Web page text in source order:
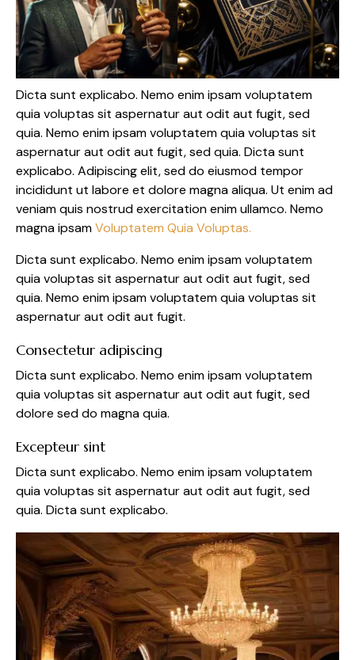
Dicta sunt explicabo. Nemo enim ipsam voluptatem
quia voluptas sit aspernatur aut odit aut fugit, sed
quia. Nemo enim ipsam voluptatem quia voluptas sit
aspernatur aut odit aut fugit, sed quia. Dicta sunt
explicabo. Adipiscing elit, sed do eiusmod tempor
incididunt ut labore et dolore magna aliqua. Ut enim ad
veniam quis nostrud exercitation enim ullamco. Nemo
magna ipsamVoluptatem Quia Voluptas.
Dicta sunt explicabo. Nemo enim ipsam voluptatem
quia voluptas sit aspernatur aut odit aut fugit, sed
quia. Nemo enim ipsam voluptatem quia voluptas sit
aspernatur aut odit aut fugit.
Consectetur adipiscing
Dicta sunt explicabo. Nemo enim ipsam voluptatem
quia voluptas sit aspernatur aut odit aut fugit, sed
dolore sed do magna quia.
Excepteur sint
Dicta sunt explicabo. Nemo enim ipsam voluptatem
quia voluptas sit aspernatur aut odit aut fugit, sed
quia. Dicta sunt explicabo.